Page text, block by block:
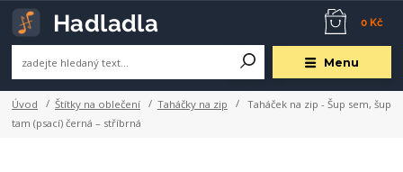
Menu
0 Kč
Úvod Štítky na oblečení Taháčky na zip
Taháček na zip - Šup sem, šup
tam (psací) černá – stříbrná